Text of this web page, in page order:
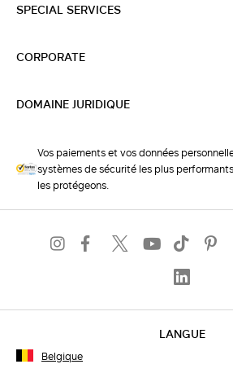
SPECIAL SERVICES
CORPORATE
DOMAINE JURIDIQUE
Vos paiements et vos données
systèmes de sécurité les plus
les protégeons.
LANGUE
Belgique